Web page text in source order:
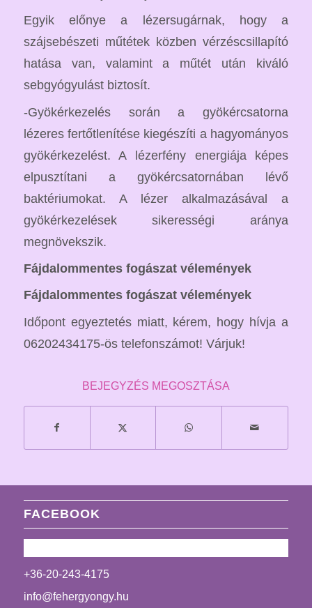
Egyik előnye a lézersugárnak, hogy a
szájsebészeti műtétek közben vérzéscsillapító
hatása van, valamint a műtét után kiváló
sebgyógyulást biztosít.
-Gyökérkezelés során a gyökércsatorna
lézeres fertőtlenítése kiegészíti a hagyományos
gyökérkezelést. A lézerfény energiája képes
elpusztítani a gyökércsatornában lévő
baktériumokat. A lézer alkalmazásával a
gyökérkezelések sikerességi aránya
megnövekszik.
Fájdalommentes fogászat vélemények
Fájdalommentes fogászat vélemények
Időpont egyeztetés miatt, kérem, hogy hívja a
06202434175-ös telefonszámot! Várjuk!
BEJEGYZÉS MEGOSZTÁSA
FACEBOOK
+36-20-243-4175
info@fehergyongy.hu